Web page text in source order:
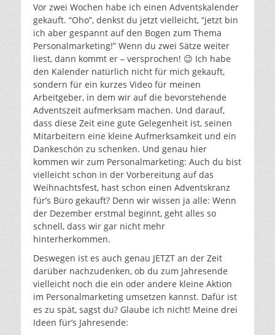
Vor zwei Wochen habe ich einen Adventskalender
gekauft. “Oho”, denkst du jetzt vielleicht, “jetzt bin
ich aber gespannt auf den Bogen zum Thema
Personalmarketing!” Wenn du zwei Sätze weiter
liest, dann kommt er – versprochen! 😉 Ich habe
den Kalender natürlich nicht für mich gekauft,
sondern für ein kurzes Video für meinen
Arbeitgeber, in dem wir auf die bevorstehende
Adventszeit aufmerksam machen. Und darauf,
dass diese Zeit eine gute Gelegenheit ist, seinen
Mitarbeitern eine kleine Aufmerksamkeit und ein
Dankeschön zu schenken. Und genau hier
kommen wir zum Personalmarketing: Auch du bist
vielleicht schon in der Vorbereitung auf das
Weihnachtsfest, hast schon einen Adventskranz
für’s Büro gekauft? Denn wir wissen ja alle: Wenn
der Dezember erstmal beginnt, geht alles so
schnell, dass wir gar nicht mehr
hinterherkommen.
Deswegen ist es auch genau JETZT an der Zeit
darüber nachzudenken, ob du zum Jahresende
vielleicht noch die ein oder andere kleine Aktion
im Personalmarketing umsetzen kannst. Dafür ist
es zu spät, sagst du? Glaube ich nicht! Meine drei
Ideen für’s Jahresende: